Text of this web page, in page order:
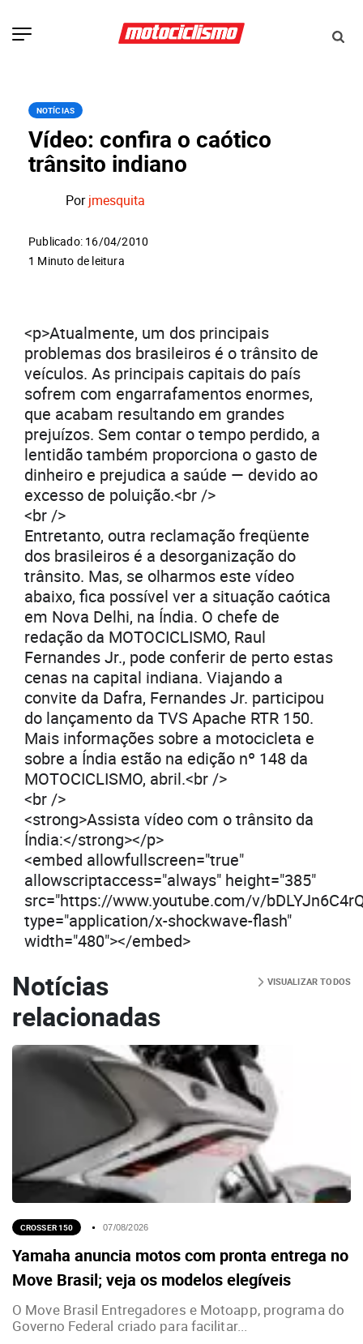
NOTÍCIAS
Vídeo: confira o caótico
trânsito indiano
Porjmesquita
Publicado: 16/04/2010
1 Minuto de leitura
<p>Atualmente, um dos principais
problemas dos brasileiros é o trânsito de
veículos. As principais capitais do país
sofrem com engarrafamentos enormes,
que acabam resultando em grandes
prejuízos. Sem contar o tempo perdido, a
lentidão também proporciona o gasto de
dinheiro e prejudica a saúde — devido ao
excesso de poluição.<br />
<br />
Entretanto, outra reclamação freqüente
dos brasileiros é a desorganização do
trânsito. Mas, se olharmos este vídeo
abaixo, fica possível ver a situação caótica
em Nova Delhi, na Índia. O chefe de
redação da MOTOCICLISMO, Raul
Fernandes Jr., pode conferir de perto estas
cenas na capital indiana. Viajando a
convite da Dafra, Fernandes Jr. participou
do lançamento da TVS Apache RTR 150.
Mais informações sobre a motocicleta e
sobre a Índia estão na edição nº 148 da
MOTOCICLISMO, abril.<br />
<br />
<strong>Assista vídeo com o trânsito da
Índia:</strong></p>
<embed allowfullscreen="true"
allowscriptaccess="always" height="385"
src="https://www.youtube.com/v/
type="application/x-shockwave-flash"
width="480"></embed>
Notícias
relacionadas
VISUALIZAR TODOS
CROSSER 150 07/08/2026
Yamaha anuncia motos com pronta entrega no
Move Brasil; veja os modelos elegíveis
O Move Brasil Entregadores e Motoapp, programa do
Governo Federal criado para facilitar...